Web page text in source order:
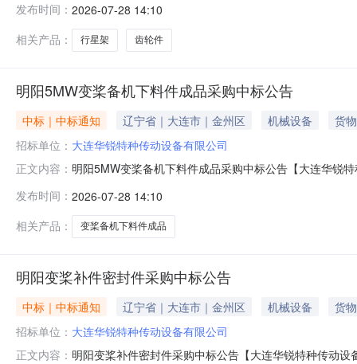
发布时间： 2026-07-28 14:10
相关产品：
行星架 齿轮件
明阳5MW变桨备机下料件成品采购中标公告
中标｜中标通知 辽宁省｜大连市｜金州区 机械设备
货物
招标单位： 大连华锐特种传动设备有限公司
正文内容： 明阳5MW变桨备机下料件成品采购中标公告【大连华锐
发布时间： 2026-07-28 14:10
相关产品：
变桨备机下料件成品
明阳变桨补件密封件采购中标公告
中标｜中标通知 辽宁省｜大连市｜金州区 机械设备
货物
招标单位： 大连华锐特种传动设备有限公司
正文内容： 明阳变桨补件密封件采购中标公告【大连华锐特种传动